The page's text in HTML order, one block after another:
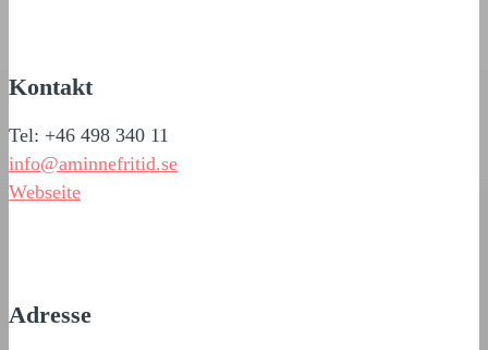
Kontakt
Tel: +46 498 340 11
info@aminnefritid.se
Webseite
Adresse